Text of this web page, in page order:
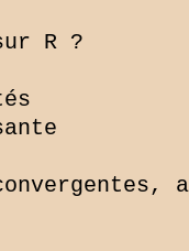
R ?